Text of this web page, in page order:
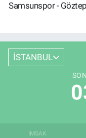
Samsunspor -
İSTANBUL
İMSAK